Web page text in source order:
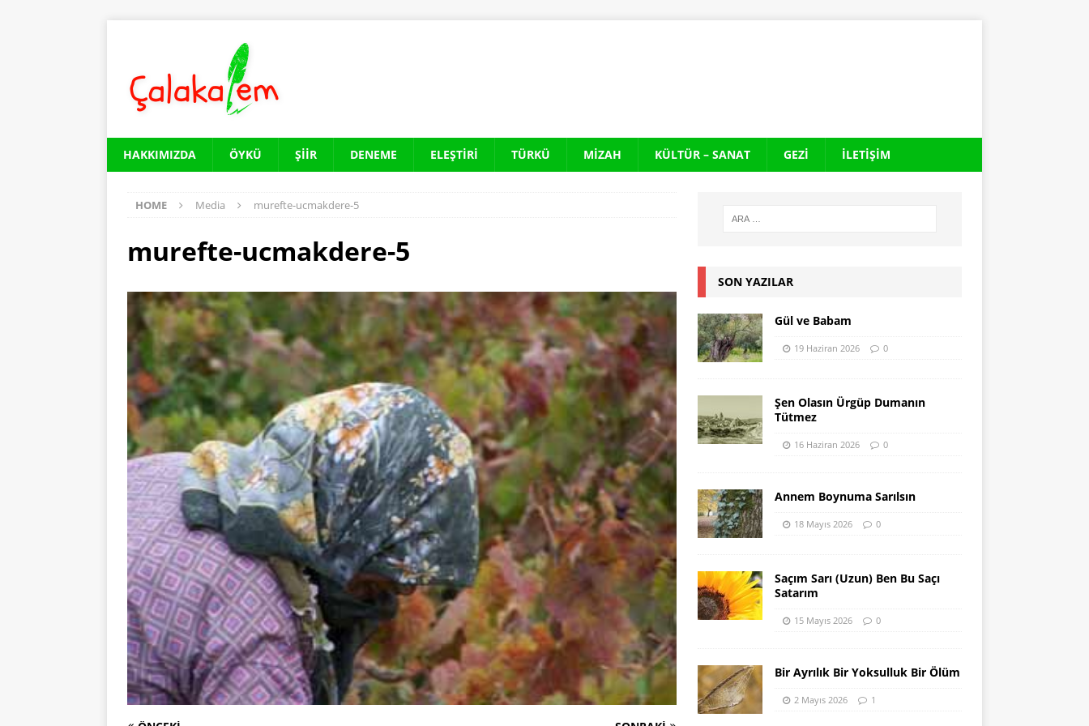
HAKKIMIZDA ÖYKÜ ŞIIR DENEME ELEŞTIRI TÜRKÜ MIZAH KÜLTÜR – SANAT GEZI İLETIŞIM
HOME Media murefte-ucmakdere-5
murefte-ucmakdere-5
SON YAZILAR
Gül ve Babam
19 Haziran 2026 0
Şen Olasın Ürgüp Dumanın
Tütmez
16 Haziran 2026 0
Annem Boynuma Sarılsın
18 Mayıs 2026 0
Saçım Sarı (Uzun) Ben Bu Saçı
Satarım
15 Mayıs 2026 0
Bir Ayrılık Bir Yoksulluk Bir Ölüm
2 Mayıs 2026 1